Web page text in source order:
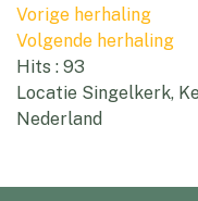
Vorige herhaling
Volgende herhaling
Hits : 93
Locatie Singelkerk,
Nederland